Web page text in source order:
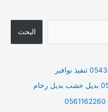
البحث